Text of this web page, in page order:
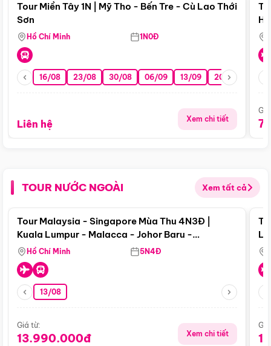
Tour Miền Tây 1N | Mỹ Tho - Bến Tre - Cù Lao Thới
Sơn
Hồ Chí Minh 1N0Đ
16/08 23/08 30/08 06/09 13/09 20/09 27/09
Liên hệ Xem chi tiết
TOUR NƯỚC NGOÀI Xem tất cả
Điểm nổi bật
Tour Malaysia - Singapore Mùa Thu 4N3Đ |
Kuala Lumpur - Malacca - Johor Baru -
Singapore
Hồ Chí Minh 5N4Đ
13/08
Giá từ:
13.990.000đ Xem chi tiết